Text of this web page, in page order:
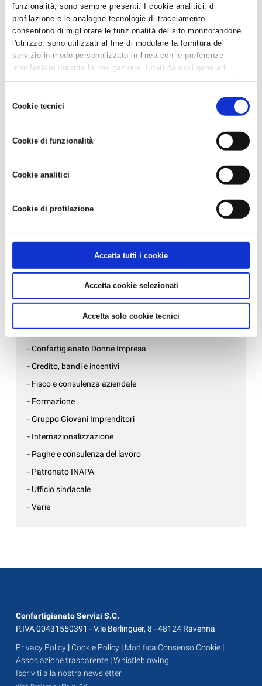
funzionalità, sono sempre presenti. I cookie analitici, di
profilazione e le analoghe tecnologie di tracciamento
consentono di migliorare le funzionalità del sito monitorandone
l'utilizzo: sono utilizzati al fine di modulare la fornitura del
servizio in modo personalizzato in linea con le preferenze
manifestate durante la navigazione. I dati da essi generati
possono essere condivisi con terze parti e sono rilasciati solo
cookie cliccare su "Accetta tutti i cookie". Per differenziare le
preferenze e negare il consenso cliccare su "Personalizza
permanere delle impostazioni di default e dunque la
continuazione della navigazione in assenza di cookie o altri
strumenti di tracciamento diversi da quelli tecnici. Infine, per
avere maggiori informazioni, leggere la
delCookie tecnici
Cookie di funzionalità
Cookie analitici
Cookie di profilazione
Accetta tutti i cookie
Accetta cookie selezionati
Accetta solo cookie tecnici
News in Primo Piano
- AZIENDEPIÙ 3/2026 (FASCICOLO NR. 128) -
GIUGNO/LUGLIO/AGOSTO 2026 IN ...
- CONFARTIGIANATO IMPRESE RAVENNA E WELFARE
- CAAF CONFARTIGIANATO: ASSISTENZA QUALIFICATA
- DA CONFARTIGIANATO, SE HAI MENO DI 25 ANNI, LA
- LA TUA AZIENDA E' DAVVERO SOSTENIBILE?...
Altre Internazionalizzazione
News per settore
- Ambiente, sicurezza e qualità
- Associazioni di mestiere
- AziendePiù
- Confartigianato Donne Impresa
- Credito, bandi e incentivi
- Fisco e consulenza aziendale
- Formazione
- Gruppo Giovani Imprenditori
- Internazionalizzazione
- Paghe e consulenza del lavoro
- Patronato INAPA
- Ufficio sindacale
- Varie
Confartigianato Servizi S.C.
P.IVA 00431550391 - V.le Berlinguer, 8 - 48124 Ravenna
Privacy Policy |Cookie Policy | Modifica Consenso Cookie |
Associazione trasparente |Whistleblowing
Iscriviti alla nostra newsletter